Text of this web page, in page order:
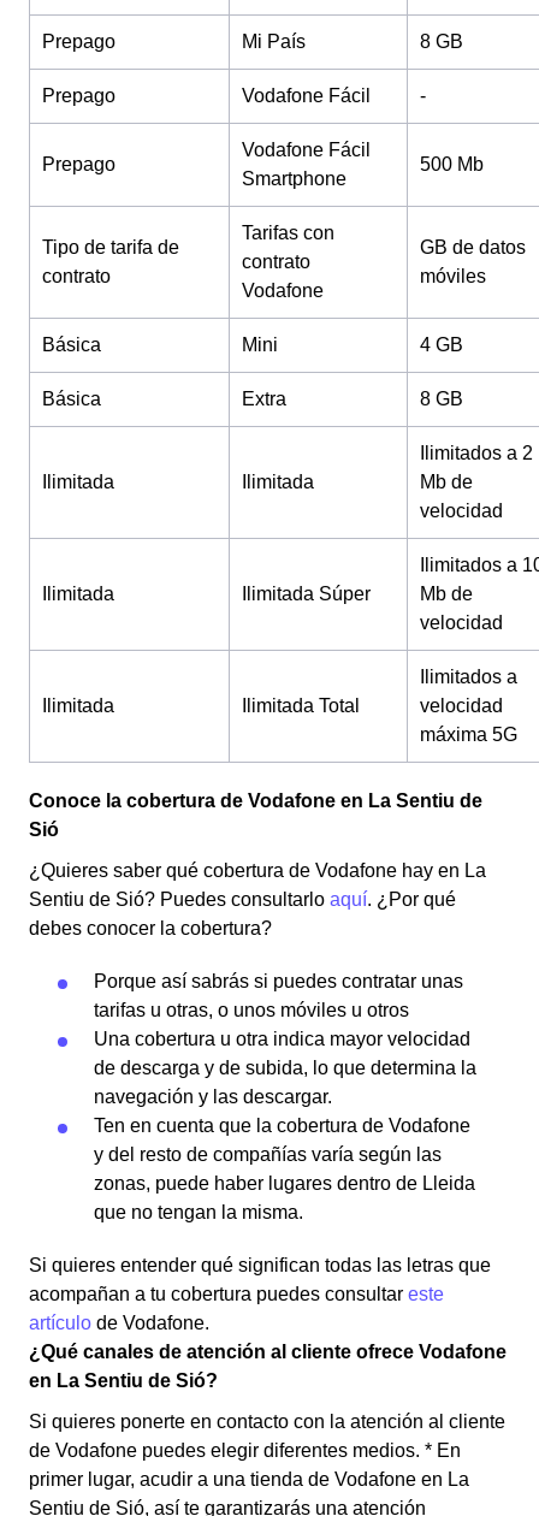
Prepago Mi País 8 GB
Prepago Vodafone Fácil -
Prepago
Vodafone Fácil
Smartphone
500 Mb
Tipo de tarifa de
contrato
Tarifas con
contrato
Vodafone
GB de datos
móviles
Básica Mini 4 GB
Básica Extra 8 GB
Ilimitada Ilimitada
Ilimitados a 2
Mb de
velocidad
Ilimitada Ilimitada Súper
Ilimitados a
Mb de
velocidad
Ilimitada Ilimitada Total
Ilimitados a
velocidad
máxima 5G
Conoce la cobertura de Vodafone en La Sentiu de
Sió
¿Quieres saber qué cobertura de Vodafone hay en La
Sentiu de Sió? Puedes consultarlo aquí. ¿Por qué
debes conocer la cobertura?
Porque así sabrás si puedes contratar unas
tarifas u otras, o unos móviles u otros
Una cobertura u otra indica mayor velocidad
de descarga y de subida, lo que determina la
navegación y las descargar.
Ten en cuenta que la cobertura de Vodafone
y del resto de compañías varía según las
zonas, puede haber lugares dentro de Lleida
que no tengan la misma.
Si quieres entender qué significan todas las letras que
acompañan a tu cobertura puedes consultar este
artículo de Vodafone.
¿Qué canales de atención al cliente ofrece Vodafone
en La Sentiu de Sió?
Si quieres ponerte en contacto con la atención al cliente
de Vodafone puedes elegir diferentes medios. * En
primer lugar, acudir a una tienda de Vodafone en La
Sentiu de Sió, así te garantizarás una atención